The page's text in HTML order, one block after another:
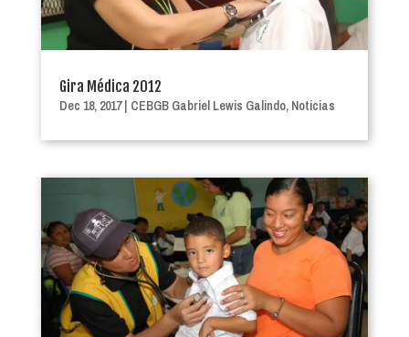
Gira Médica 2012
Dec 18, 2017| CEBGB Gabriel Lewis Galindo, Noticias